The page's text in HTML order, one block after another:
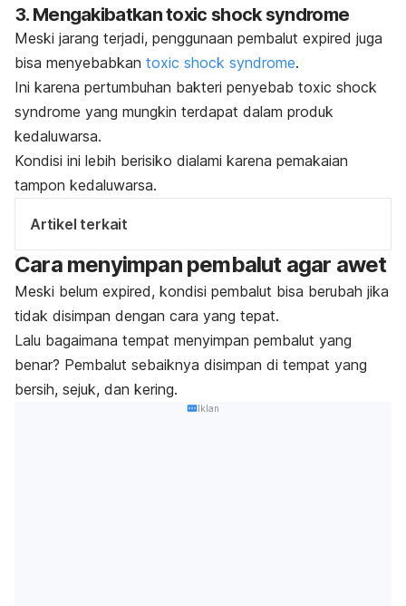
3. Mengakibatkantoxic shock syndrome
Meski jarang terjadi, penggunaan pembalut expired juga
bisa menyebabkan toxic shock syndrome.
Ini karena pertumbuhan bakteri penyebab toxic shock
syndrome yang mungkin terdapat dalam produk
kedaluwarsa.
Kondisi ini lebih berisiko dialami karena pemakaian
tampon kedaluwarsa.
Artikel terkait
Cara menyimpan pembalut agar awet
Meski belum expired, kondisi pembalut bisa berubah jika
tidak disimpan dengan cara yang tepat.
Lalu bagaimana tempat menyimpan pembalut yang
benar? Pembalut sebaiknya disimpan di tempat yang
bersih, sejuk, dan kering.
Iklan